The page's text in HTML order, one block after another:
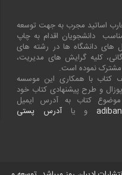
اساتید مجرب به جهت توسعه
دانشجویان اقدام به چاپ
دانشگاه ها در رشته های
کلیه گرایش های مدیریت،
مشترک نموده است.
کتاب با همکاری این موسسه
و طرح پیشنهادی کتاب خود
کتاب به آدرس ایمیل
و یاآدرس پستی